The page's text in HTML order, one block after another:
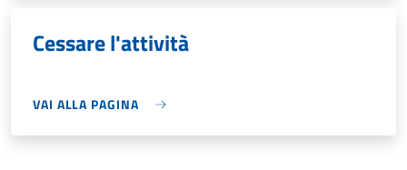
Cessare l'attività
VAI ALLA PAGINA